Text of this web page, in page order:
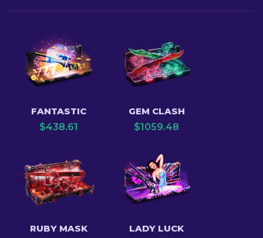
FANTASTIC
$438.61
GEM CLASH
$1059.48
RUBY MASK
LADY LUCK